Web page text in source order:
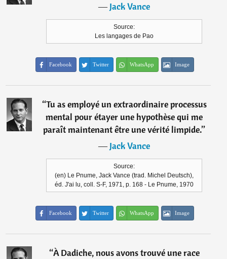
―Jack Vance
Source:
Les langages de Pao
Facebook Twitter WhatsApp Image
“Tu as employé un extraordinaire processus
mental pour étayer une hypothèse qui me
paraît maintenant être une vérité limpide.”
―Jack Vance
Source:
(en) Le Pnume, Jack Vance (trad. Michel Deutsch),
éd. J'ai lu, coll. S-F, 1971, p. 168 - Le Pnume, 1970
Facebook Twitter WhatsApp Image
“À Dadiche, nous avons trouvé une race